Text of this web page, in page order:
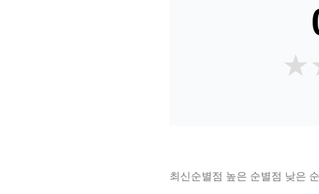
최신순별점 높은 순별점 낮은 순